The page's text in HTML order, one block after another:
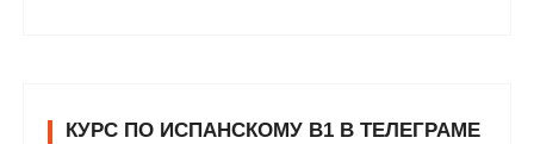
КУРС ПО ИСПАНСКОМУ В1 В ТЕЛЕГРАМЕ